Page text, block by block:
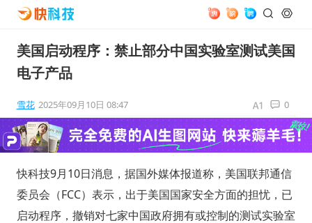
美国启动程序：禁止部分中国实验室测试美国
电子产品
雪花 2025年09月10日 08:47 0
快科技9月10日消息，据国外媒体报道称，美国联邦通信
委员会（FCC）表示，出于美国国家安全方面的担忧，已
启动程序，撤销对七家中国政府拥有或控制的测试实验室